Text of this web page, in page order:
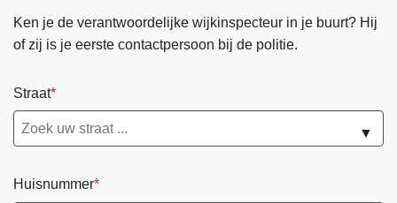
Ken je de verantwoordelijke wijkinspecteur in je buurt? Hij
of zij is je eerste contactpersoon bij de politie.
Straat
▼
Huisnummer